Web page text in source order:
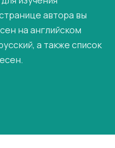
автора вы
на английском
а также список